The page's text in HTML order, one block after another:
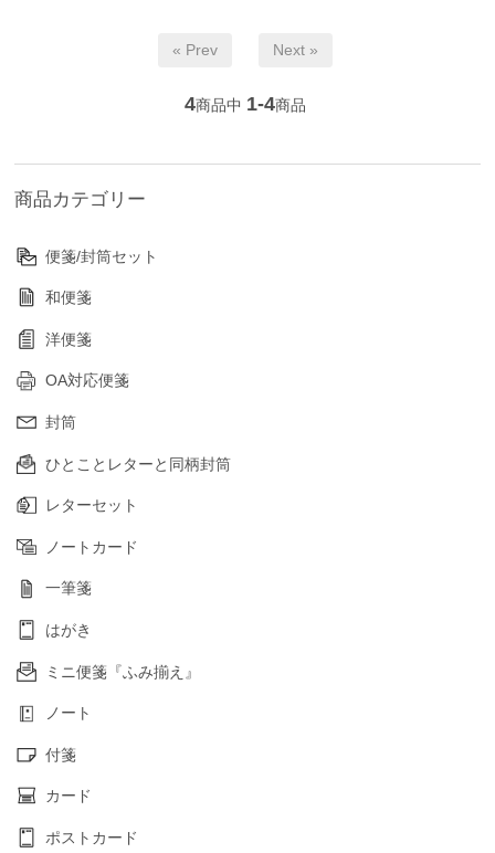
« Prev Next »
4商品中 1-4商品
商品カテゴリー
便箋/封筒セット
和便箋
洋便箋
OA対応便箋
封筒
ひとことレターと同柄封筒
レターセット
ノートカード
一筆箋
はがき
ミニ便箋『ふみ揃え』
ノート
付箋
カード
ポストカード